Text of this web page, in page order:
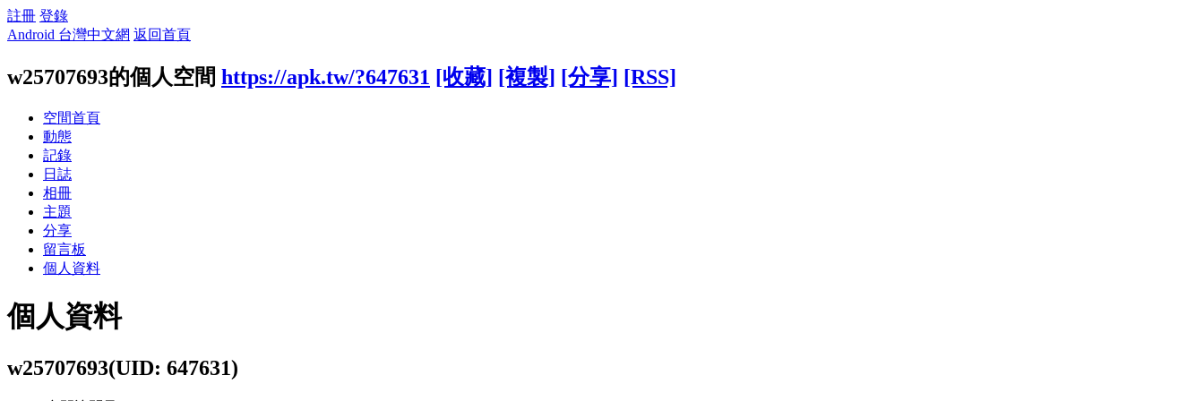
註冊 登錄
Android 台灣中文網 返回首頁
w25707693的個人空間 https://apk.tw/?647631 [收藏] [複製] [分享] [RSS]
空間首頁
動態
記錄
日誌
相冊
主題
分享
留言板
個人資料
個人資料
w25707693(UID: 647631)